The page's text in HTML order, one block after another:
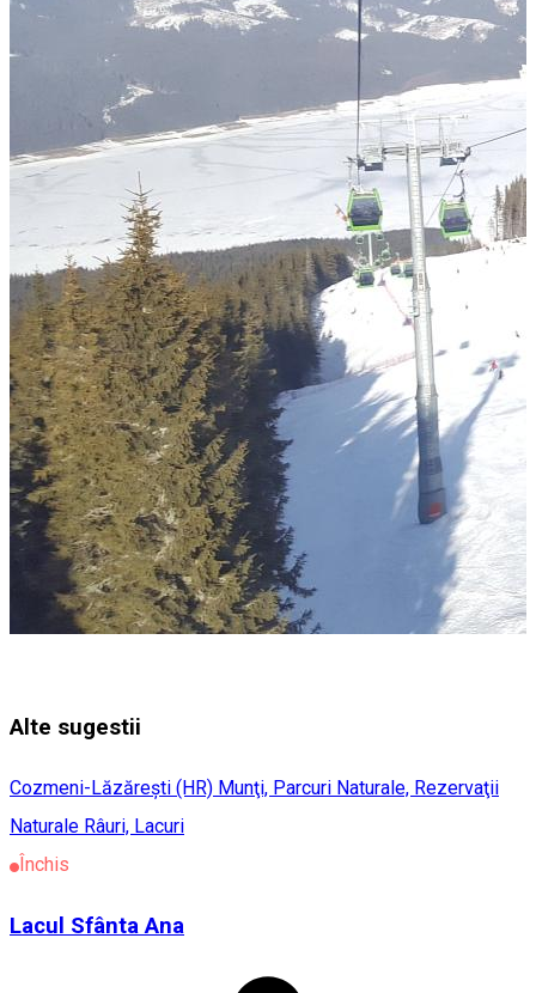
Alte sugestii
Cozmeni-Lăzărești (HR) Munţi, Parcuri Naturale, Rezervaţii
Naturale Râuri, Lacuri
Închis
Lacul Sfânta Ana